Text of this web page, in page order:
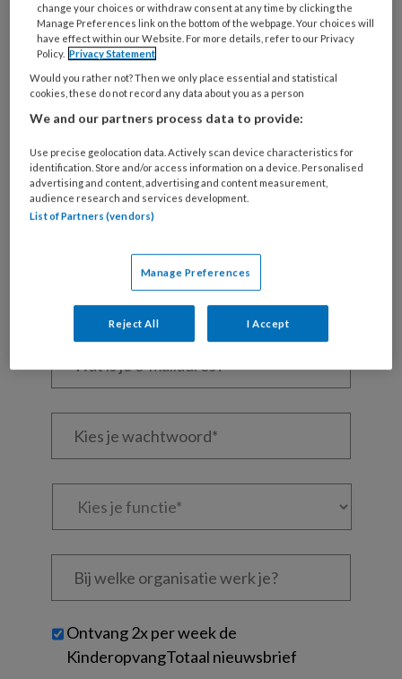
Beeld: YarikL / Stock.adobe.com
Afgelopen
Wil je dit artikel lezen?
Maak gratis een account aan en lees 2
Al een account of abonnement?
Wat
Kies
Kies
Bij
welke
je?
Untitled
Ontvang 2x per week de
KinderopvangTotaal nieuwsbrief
change your choices or withdraw consent at any time by clicking the
Manage Preferences link on the bottom of the webpage. Your choices will
have effect within our Website. For more details, refer to our Privacy
Policy. Privacy Statement
Would you rather not? Then we only place essential and statistical
cookies, these do not record any data about you as a person
We and our partners process data to provide:
Use precise geolocation data. Actively scan device characteristics for
identification. Store and/or access information on a device. Personalised
advertising and content, advertising and content measurement,
audience research and services development.
List of Partners (vendors)
Manage Preferences
Reject All I Accept